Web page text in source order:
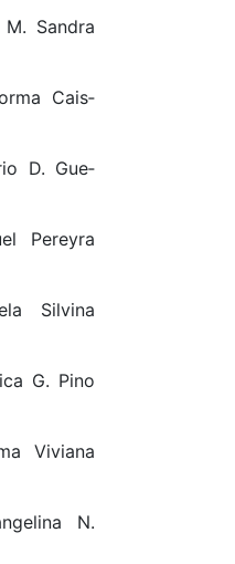
M. San­dra
Cais­
D. Gue­
Pe­re­y­ra
Sil­vi­na
G. Pino
Vi­via­na
N.